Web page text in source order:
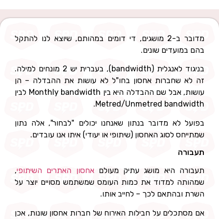
מדובר ב-2 מושגים, די דומים במהותם, שיוצא לנו להתקל
בהם במועדים שונים.
בניגוד לאנגלית (bandwidth), בעברית יש 2 מונחים למילה.
זה לא שחברות אחסון בחו"ל לא עושות את ההבדלה – הן
עושות, אבל שם ההבדלה היא בין Monthly bandwidth לבין
Metred/Unmetred bandwidth.
בפועל לא מדובר בנתון שאנחנו יכולים "לבחור", אלה נתון
שמתייחס לסוג האחסון (שיתופי או יעודי) איתו אנו עובדים.
תעבורה
תעבורה היא מושג עתיק מעולםאחסון האתרים השיתופי,
שמהותה למדוד את כמות העומס שמשתמש מסויים יוצר על
השרת ובהתאם לכך – לחייב אותו.
אם מסתכלים על חבילות האירוח של חברות אחסון שונות, אכן